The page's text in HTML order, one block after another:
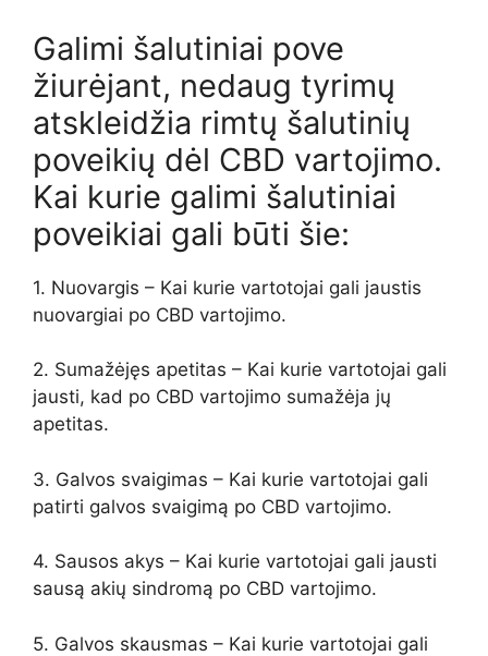
Galimi šalutiniai pove
žiurėjant, nedaug tyrimų
atskleidžia rimtų šalutinių
poveikių dėl CBD vartojimo.
Kai kurie galimi šalutiniai
poveikiai gali būti šie:
1. Nuovargis – Kai kurie vartotojai gali jaustis
nuovargiai po CBD vartojimo.
2. Sumažėjęs apetitas – Kai kurie vartotojai gali
jausti, kad po CBD vartojimo sumažėja jų
apetitas.
3. Galvos svaigimas – Kai kurie vartotojai gali
patirti galvos svaigimą po CBD vartojimo.
4. Sausos akys – Kai kurie vartotojai gali jausti
sausą akių sindromą po CBD vartojimo.
5. Galvos skausmas – Kai kurie vartotojai gali